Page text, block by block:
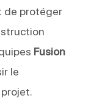
de protéger
Fusion
le